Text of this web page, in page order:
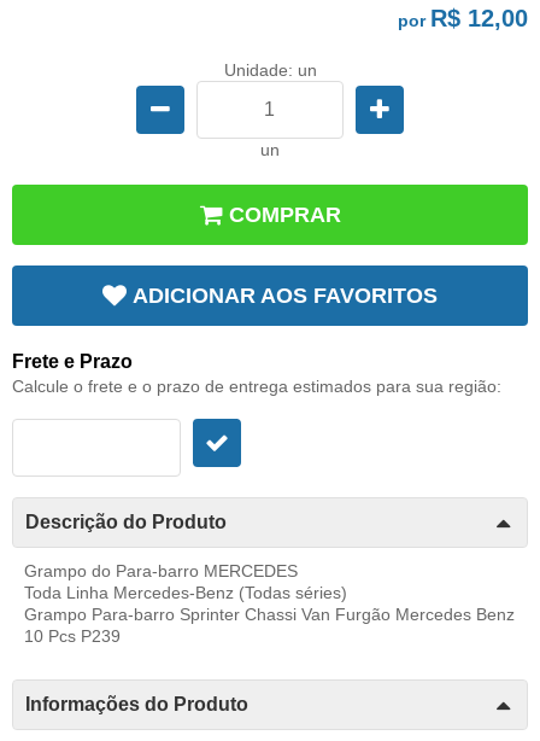
por R$ 12,00
Unidade: un
un
COMPRAR
ADICIONAR AOS FAVORITOS
Frete e Prazo
Calcule o frete e o prazo de entrega estimados para sua região:
Descrição do Produto
Grampo do Para-barro MERCEDES
Toda Linha Mercedes-Benz (Todas séries)
Grampo Para-barro Sprinter Chassi Van Furgão Mercedes Benz
10 Pcs P239
Informações do Produto